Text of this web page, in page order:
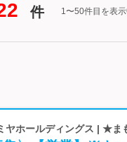
件 1〜50件目を表
ヤホールディングス | ★